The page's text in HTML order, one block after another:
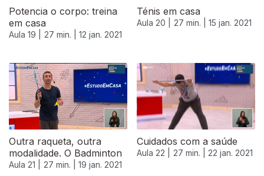
Potencia o corpo: treina
em casa
Aula 19 | 27 min. | 12 jan. 2021
Ténis em casa
Aula 20 | 27 min. | 15 jan. 2021
Outra raqueta, outra
modalidade. O Badminton
Aula 21 | 27 min. | 19 jan. 2021
Cuidados com a saúde
Aula 22 | 27 min. | 22 jan. 2021